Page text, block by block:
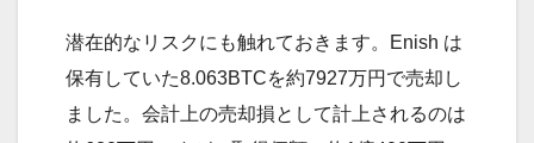
潜在的なリスクにも触れておきます。Enish は
保有していた8.063BTCを約7927万円で売却し
ました。会計上の売却損として計上されるのは